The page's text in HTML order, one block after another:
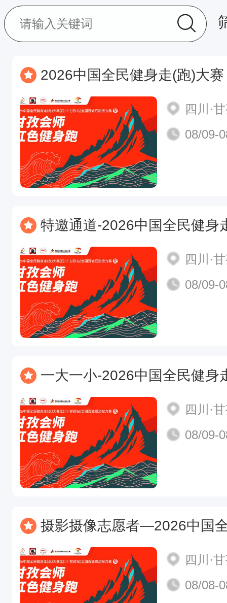
2026中国全民健身走(跑)大赛（四川·甘孜站）全国百
四川·
08/09-
特邀通道-2026中国全民健身走(跑)大赛（四川·甘孜站）全国
四川·
08/09-
一大一小-2026中国全民健身走(跑)大赛（四川·甘孜站）全国
四川·
08/09-
摄影摄像志愿者—2026中国全民健身走(跑)大赛（四川·甘孜站）
四川·
08/08-